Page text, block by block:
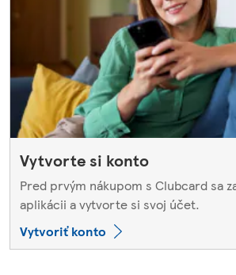
Vytvorte si konto
Pred prvým nákupom s Clubcard sa
aplikácii a vytvorte si svoj účet.
Vytvoriť konto